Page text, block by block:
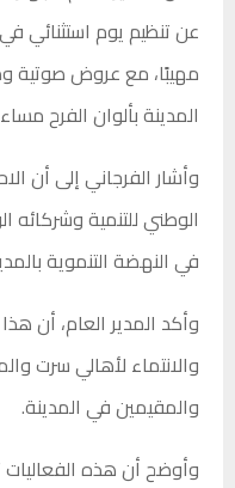
عن تنظيم يوم استثنائي
مهيبًا، مع عروض صوتية
المدينة بألوان الفرح
وأشار الفرجاني إلى أن
الوطني للتنمية وشركائه
في النهضة التنموية
وأكد المدير العام، أن
والانتماء لأهالي سرت
والمقيمين في المدينة.
وأوضح أن هذه الفعاليات